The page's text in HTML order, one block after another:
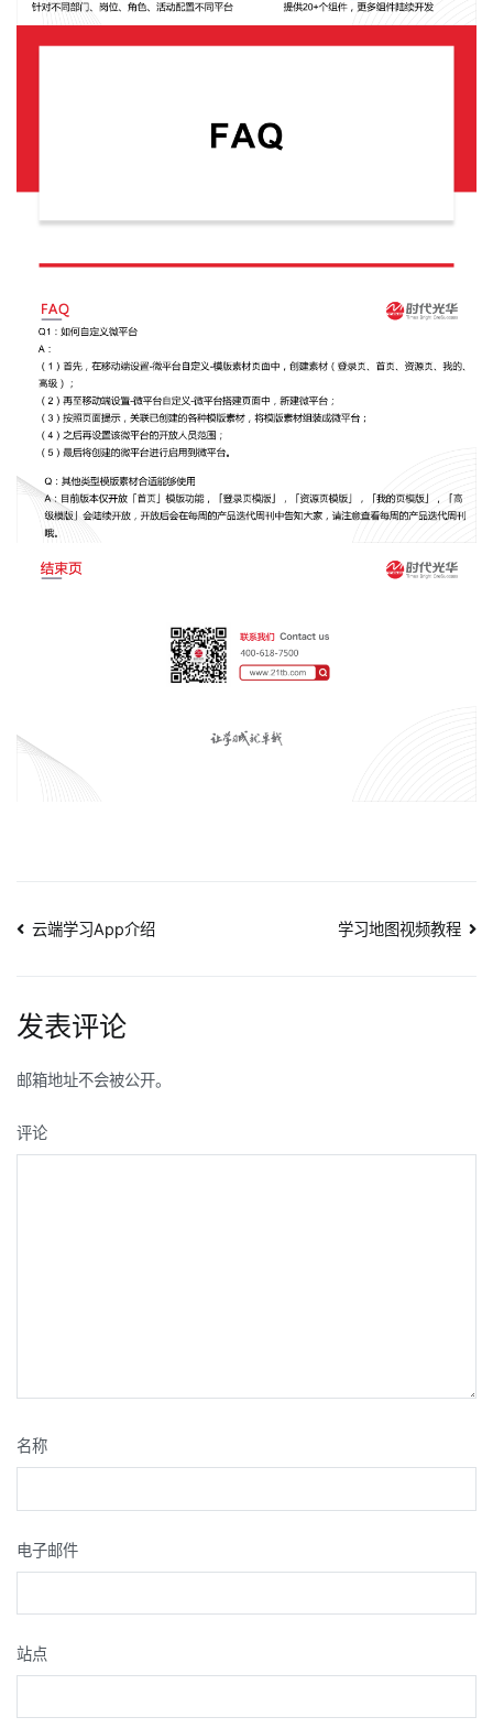
文
导
航
云端学习App介绍 学习地图视频教程
发表评论
邮箱地址不会被公开。
评论
名称
电子邮件
站点